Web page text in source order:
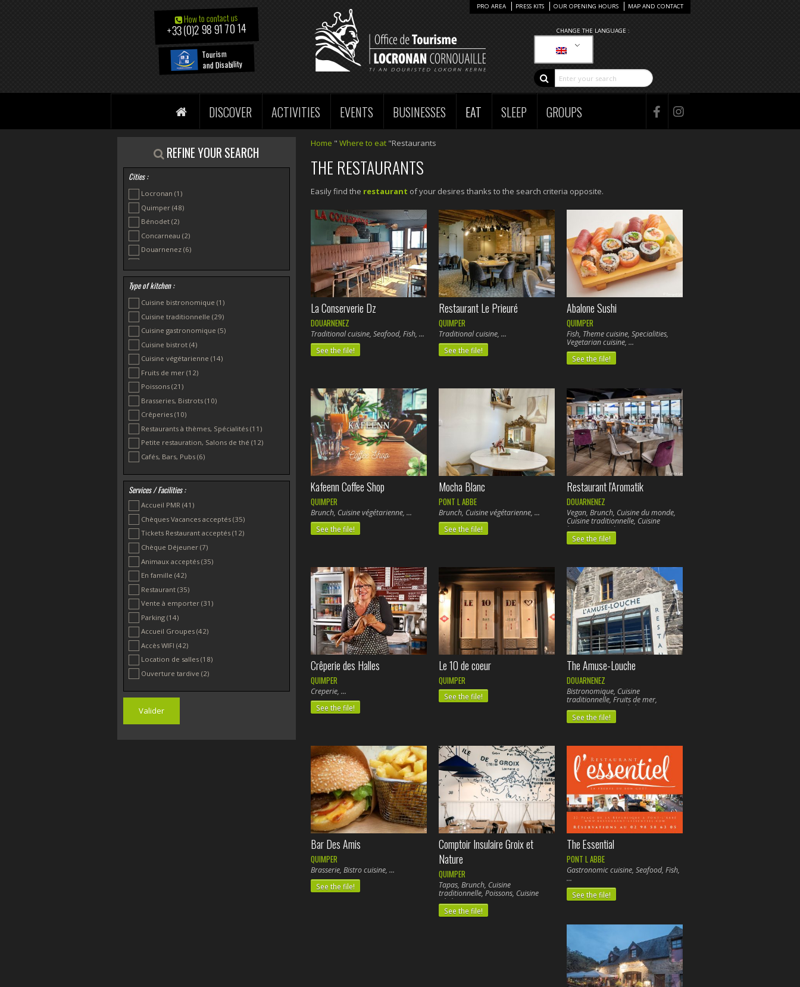
How to contact us
+33 (0)2 98 91 70 14
Tourism
and Disability
CHANGE THE LANGUAGE :
PRO AREA PRESS KITS OUR OPENING HOURS MAP AND CONTACT
DISCOVER ACTIVITIES EVENTS BUSINESSES EAT SLEEP GROUPS
REFINE YOUR SEARCH
Cities :
Locronan (1)
Quimper (48)
Bénodet (2)
Concarneau (2)
Douarnenez (6)
Penmarc’h(1)
Pont-l’Abbé
Pont-Aven(1)
Type of kitchen :
Cuisine bistronomique (1)
Cuisine traditionnelle (29)
Cuisine gastronomique (5)
Cuisine bistrot (4)
Cuisine végétarienne (14)
Fruits de mer (12)
Poissons (21)
Brasseries, Bistrots (10)
Crêperies (10)
Restaurants à thèmes, Spécialités (11)
Petite restauration, Salons de thé (12)
Cafés, Bars, Pubs (6)
Services / Facilities :
Accueil PMR (41)
Chèques Vacances acceptés (35)
Tickets Restaurant acceptés (12)
Chèque Déjeuner (7)
Animaux acceptés (35)
En famille (42)
Restaurant (35)
Vente à emporter (31)
Parking (14)
Accueil Groupes (42)
Accès WIFI (42)
Location de salles (18)
Ouverture tardive (2)
Home " Where to eat"Restaurants
THE RESTAURANTS
Easily find the restaurant of your desires thanks to the search criteria opposite.
La Conserverie Dz
DOUARNENEZ
Traditional cuisine, Seafood, Fish,
See the file!
Restaurant Le Prieuré
QUIMPER
Traditional cuisine,
See the file!
Abalone Sushi
QUIMPER
Fish, Theme cuisine, Specialities,
Vegetarian cuisine,
See the file!
Kafeenn Coffee Shop
QUIMPER
Brunch, Cuisine végétarienne,
See the file!
Mocha Blanc
PONT L ABBE
Brunch, Cuisine végétarienne,
See the file!
Restaurant l'Aromatik
DOUARNENEZ
Vegan, Brunch, Cuisine du monde,
Cuisine traditionnelle, Cuisine
bistrot, Fruits de mer, Poissons,
Cuisine végétarienne,
See the file!
Crêperie des Halles
QUIMPER
Creperie,
See the file!
Le 10 de coeur
QUIMPER
See the file!
The Amuse-Louche
DOUARNENEZ
Bistronomique, Cuisine
traditionnelle, Fruits de mer,
Poissons, Cuisine végétarienne,
See the file!
Bar Des Amis
QUIMPER
Brasserie, Bistro cuisine,
See the file!
Comptoir Insulaire Groix et
Nature
QUIMPER
Tapas, Brunch, Cuisine
traditionnelle, Poissons, Cuisine
végétarienne,
See the file!
The Essential
PONT L ABBE
Gastronomic cuisine, Seafood, Fish,
See the file!